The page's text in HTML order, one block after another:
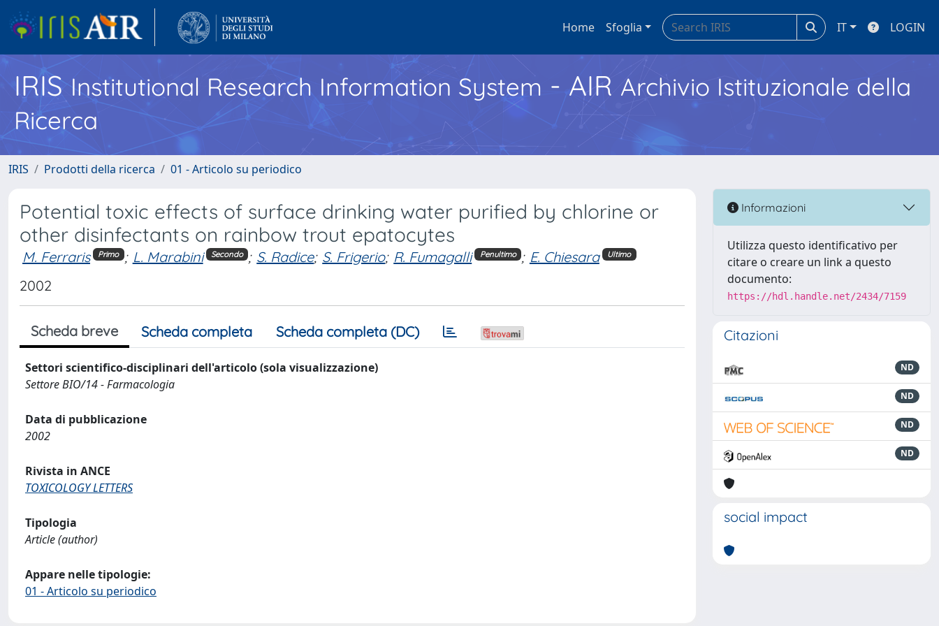
Home Sfoglia IT LOGIN
IRISInstitutional Research Information System - AIR Archivio Istituzionale della
Ricerca
IRIS Prodotti della ricerca 01 - Articolo su periodico
Potential toxic effects of surface drinking water purified by chlorine or
other disinfectants on rainbow trout epatocytes
M. Ferraris Primo ; L. Marabini Secondo ; S. Radice; S. Frigerio; R. Fumagalli Penultimo ; E. Chiesara Ultimo
2002
Scheda breve Scheda completa Scheda completa (DC)
Settori scientifico-disciplinari dell'articolo (sola visualizzazione)
Settore BIO/14 - Farmacologia
Data di pubblicazione
2002
Rivista in ANCE
TOXICOLOGY LETTERS
Tipologia
Article (author)
Appare nelle tipologie:
01 - Articolo su periodico
Informazioni
Utilizza questo identificativo per
citare o creare un link a questo
documento:
https://hdl.handle.net/2434/7159
Citazioni
ND
ND
ND
ND
social impact